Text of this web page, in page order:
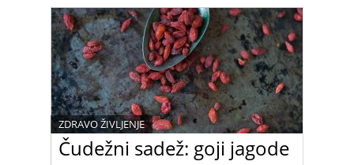
Čudežni sadež: goji jagode
ZDRAVO ŽIVLJENJE